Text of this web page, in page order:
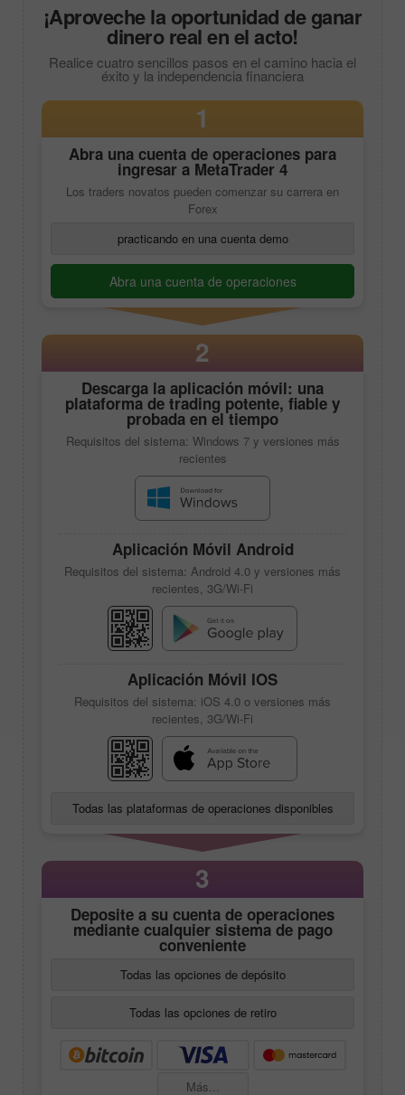
¡Aproveche la oportunidad de ganar
dinero real en el acto!
Realice cuatro sencillos pasos en el camino hacia el
éxito y la independencia financiera
1
Abra una cuenta de operaciones para
ingresar a MetaTrader 4
Los traders novatos pueden comenzar su carrera en
Forex
practicando en una cuenta demo
Abra una cuenta de operaciones
2
Descarga la aplicación móvil: una
plataforma de trading potente, fiable y
probada en el tiempo
Requisitos del sistema: Windows 7 y versiones más
recientes
Aplicación Móvil Android
Requisitos del sistema: Android 4.0 y versiones más
recientes, 3G/Wi-Fi
Aplicación Móvil IOS
Requisitos del sistema: iOS 4.0 o versiones más
recientes, 3G/Wi-Fi
Todas las plataformas de operaciones disponibles
3
Deposite a su cuenta de operaciones
mediante cualquier sistema de pago
conveniente
Todas las opciones de depósito
Todas las opciones de retiro
Más...